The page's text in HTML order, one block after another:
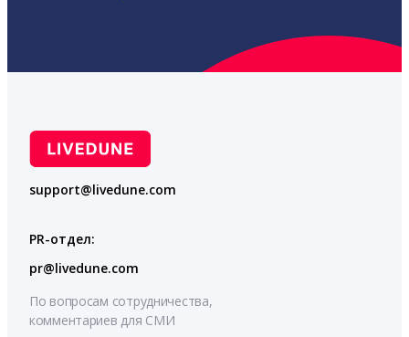
support@livedune.com
PR-отдел:
pr@livedune.com
По вопросам сотрудничества,
комментариев для СМИ